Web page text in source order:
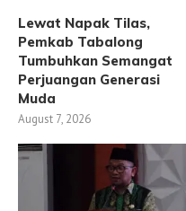
Lewat Napak Tilas,
Pemkab Tabalong
Tumbuhkan Semangat
Perjuangan Generasi
Muda
August 7, 2026